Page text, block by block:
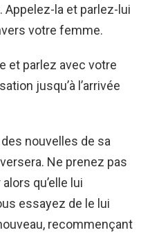
Appelez-la et parlez-lui
votre femme.
et parlez avec votre
jusqu’à l’arrivée
nouvelles de sa
Ne prenez pas
qu’elle lui
essayez de le lui
recommençant